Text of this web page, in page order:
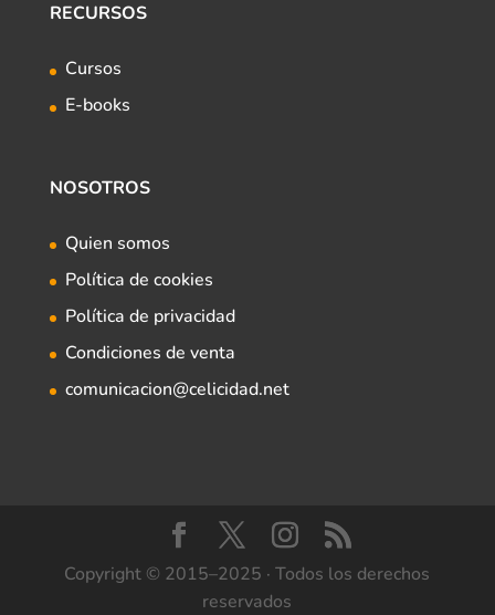
RECURSOS
Cursos
E-books
NOSOTROS
Quien somos
Política de cookies
Política de privacidad
Condiciones de venta
comunicacion@celicidad.net
Copyright © 2015–2025 · Todos los derechos
reservados